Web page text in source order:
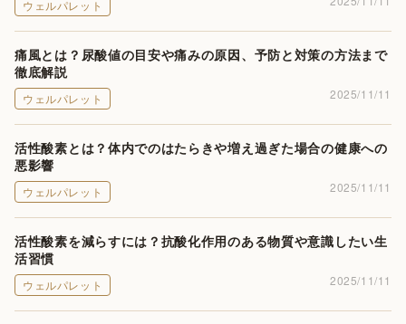
ウェルパレット
痛風とは？尿酸値の目安や痛みの原因、予防と対策の方法まで
徹底解説
ウェルパレット 2025/11/11
活性酸素とは？体内でのはたらきや増え過ぎた場合の健康への
悪影響
ウェルパレット 2025/11/11
活性酸素を減らすには？抗酸化作用のある物質や意識したい生
活習慣
ウェルパレット 2025/11/11